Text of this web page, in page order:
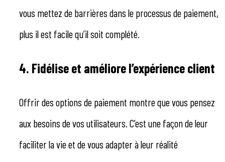
vous mettez de barrières dans le processus de paiement,
plus il est facile qu’il soit complété.
4. Fidélise et améliore l’expérience client
Offrir des options de paiement montre que vous pensez
aux besoins de vos utilisateurs. C’est une façon de leur
faciliter la vie et de vous adapter à leur réalité